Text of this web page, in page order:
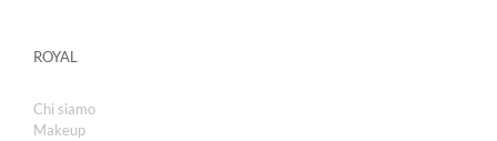
ROYAL
Chi siamo
Makeup